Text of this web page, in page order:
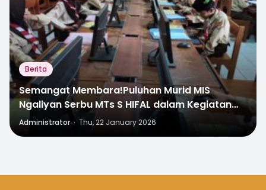
Berita
Semangat Membara!Puluhan Murid MIS
Ngaliyan Serbu MTs S HIFAL dalam Kegiatan
Visit Tour dan Langsung Daftar Jadi Murid
Baru
Administrator · Thu, 22 January 2026